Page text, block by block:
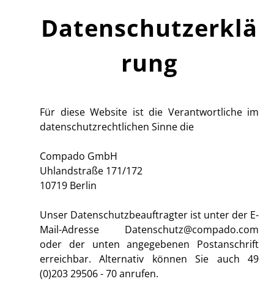
Datenschutzerklä
rung
Für diese Website ist die Verantwortliche im
datenschutzrechtlichen Sinne die
Compado GmbH
Uhlandstraße 171/172
10719 Berlin
Unser Datenschutzbeauftragter ist unter der E-
Mail-Adresse Datenschutz@compado.com
oder der unten angegebenen Postanschrift
erreichbar. Alternativ können Sie auch 49
(0)203 29506 - 70 anrufen.